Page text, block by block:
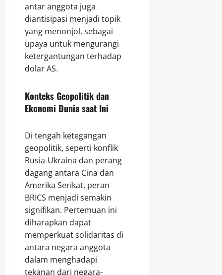
antar anggota juga
diantisipasi menjadi topik
yang menonjol, sebagai
upaya untuk mengurangi
ketergantungan terhadap
dolar AS.
Konteks Geopolitik dan
Ekonomi Dunia saat Ini
Di tengah ketegangan
geopolitik, seperti konflik
Rusia-Ukraina dan perang
dagang antara Cina dan
Amerika Serikat, peran
BRICS menjadi semakin
signifikan. Pertemuan ini
diharapkan dapat
memperkuat solidaritas di
antara negara anggota
dalam menghadapi
tekanan dari negara-